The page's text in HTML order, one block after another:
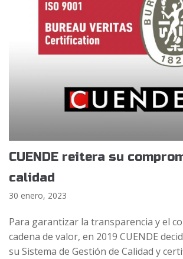
CUENDE reitera su
calidad
30 enero, 2023
Para garantizar la transparencia y el
cadena de valor, en 2019 CUENDE
su Sistema de Gestión de Calidad y